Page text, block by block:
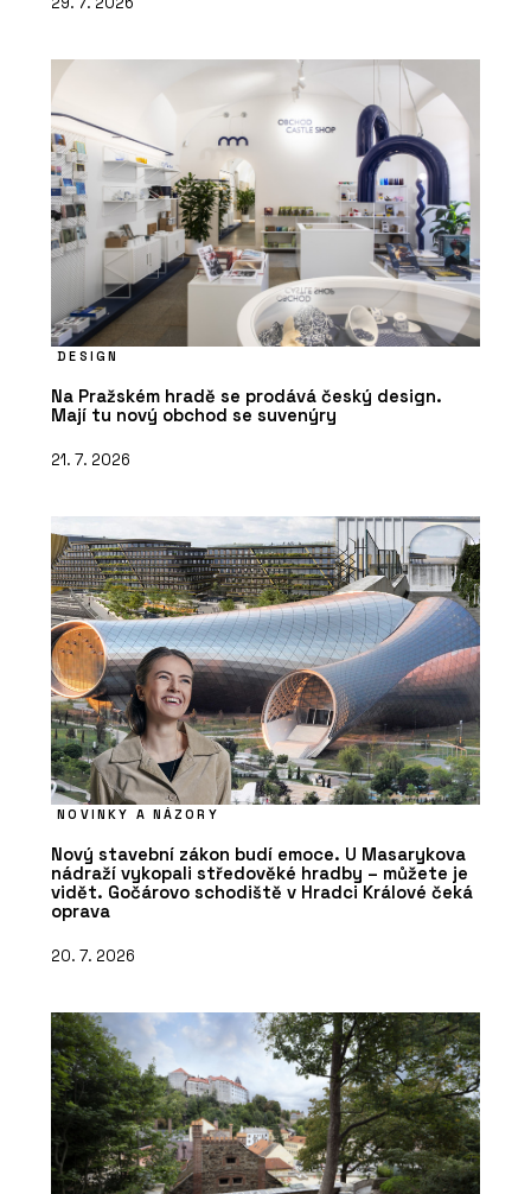
DESIGN
Na Pražském hradě se prodává český design.
Mají tu nový obchod se suvenýry
21. 7. 2026
NOVINKY A NÁZORY
Nový stavební zákon budí emoce. U Masarykova
nádraží vykopali středověké hradby – můžete je
vidět. Gočárovo schodiště v Hradci Králové čeká
oprava
20. 7. 2026